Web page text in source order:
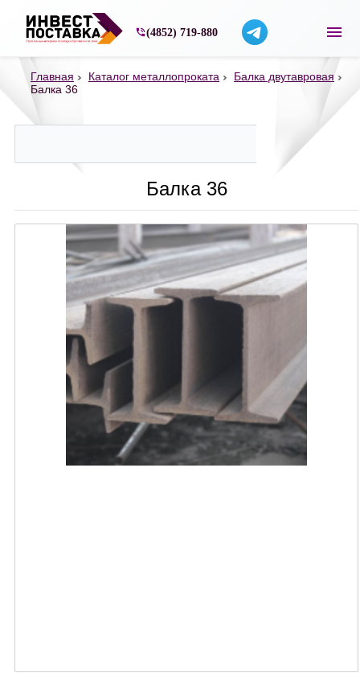
Строительные материалы со склада в
(4852) 719-880
Главная Каталог металлопроката
Балка двутавровая
Балка 36
Балка 36